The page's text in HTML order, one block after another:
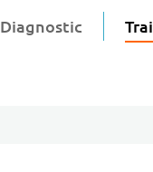
Diagnostic